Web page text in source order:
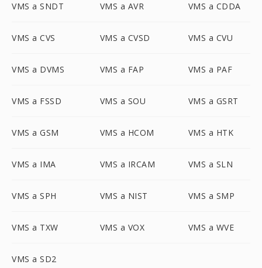
VMS a SNDT VMS a AVR VMS a CDDA
VMS a CVS VMS a CVSD VMS a CVU
VMS a DVMS VMS a FAP VMS a PAF
VMS a FSSD VMS a SOU VMS a GSRT
VMS a GSM VMS a HCOM VMS a HTK
VMS a IMA VMS a IRCAM VMS a SLN
VMS a SPH VMS a NIST VMS a SMP
VMS a TXW VMS a VOX VMS a WVE
VMS a SD2